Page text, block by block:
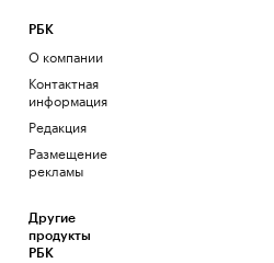
РБК
О компании
Контактная
информация
Редакция
Размещение
рекламы
Другие
продукты
РБК